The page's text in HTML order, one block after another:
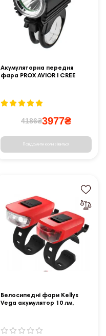
Акумуляторна передня
фара PROX AVIOR I CREE
4186₴3977₴
Повідомити коли з'явиться
Велосипедні фари Kellys
Vega акумулятор 10 лм,